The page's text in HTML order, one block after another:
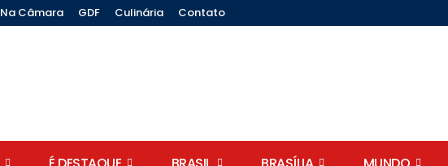
Na Câmara GDF Culinária Contato